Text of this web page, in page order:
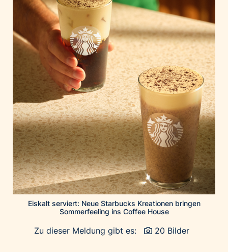
JP Immobilien
Kroatische Zentrale für Tourismus
List Holding Gruppe
Marble House
Mediaplus
Microsoft
Mondelēz Österreich
Muse Electronics
Neuroth
öbv – Österreichischer Bundesverlag
Ökopharm
Palfinger AG
REXEL Austria
Eiskalt serviert: Neue Starbucks Kreationen bringen
Sommerfeeling ins Coffee House
Zu dieser Meldung gibt es: 20 Bilder